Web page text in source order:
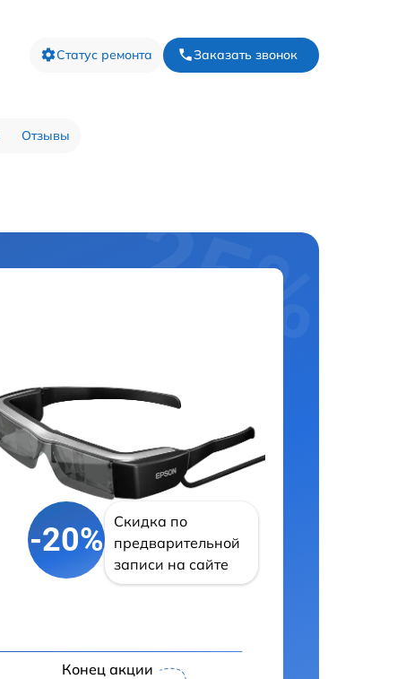
Статус ремонта Заказать звонок
Отзывы
-20%
Скидка по
предварительной
записи на сайте
Конец акции